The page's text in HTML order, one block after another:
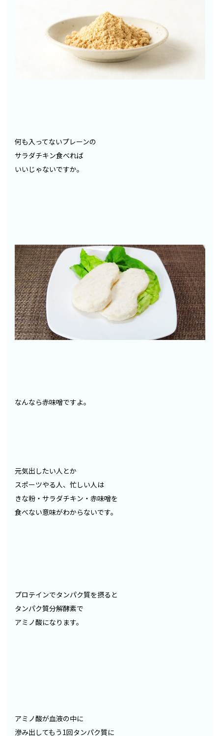
何も入ってないプレーンの
サラダチキン食べれば
いいじゃないですか。
なんなら赤味噌ですよ。
元気出したい人とか
スポーツやる人、忙しい人は
きな粉・サラダチキン・赤味噌を
食べない意味がわからないです。
プロテインでタンパク質を摂ると
タンパク質分解酵素で
アミノ酸になります。
アミノ酸が血液の中に
滲み出してもう1回タンパク質に